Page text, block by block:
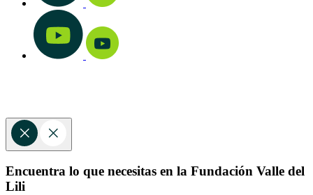
Encuentra lo que necesitas en la Fundación Valle del
Lili